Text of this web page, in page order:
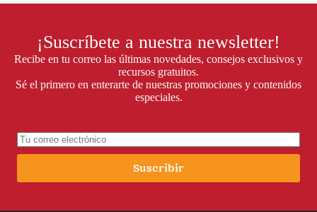
¡Suscríbete a nuestra newsletter!
Recibe en tu correo las últimas novedades, consejos exclusivos y
recursos gratuitos.
Sé el primero en enterarte de nuestras promociones y contenidos
especiales.
Suscribir